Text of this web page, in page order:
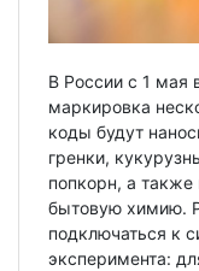
В России с 1 мая
маркировка
коды будут
гренки,
попкорн, а
бытовую химию.
подключаться к
эксперимента: